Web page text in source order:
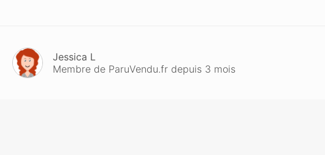
Jessica L
Membre de ParuVendu.fr depuis 3 mois